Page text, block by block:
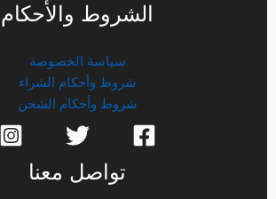
الشروط والأحكام
سياسة الخصوصة
شروط وأحكام الشراء
شروط وأحكام الشحن
تواصل معنا